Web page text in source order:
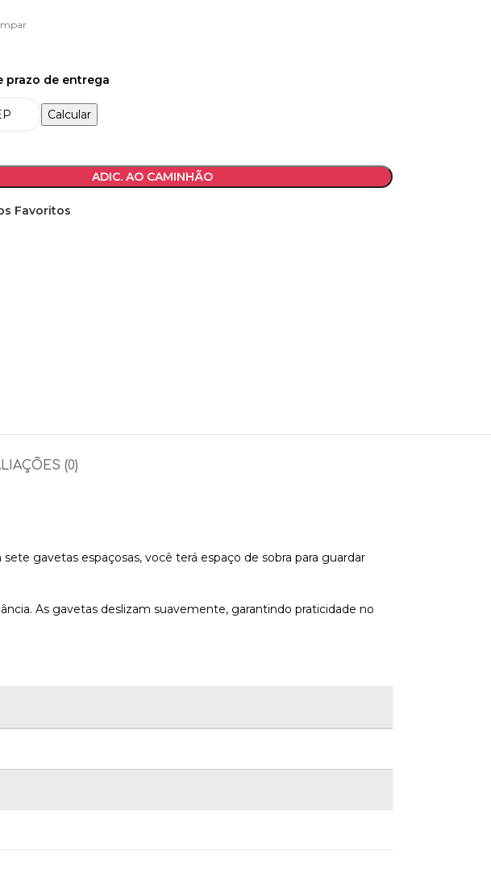
prazo de entrega
Calcular
ADIC. AO CAMINHÃO
Favoritos
(0)
gavetas espaçosas, você terá espaço de sobra para guardar
As gavetas deslizam suavemente, garantindo praticidade no